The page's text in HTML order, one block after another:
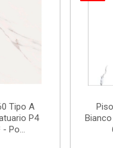
Tipo A
P4
- Po...